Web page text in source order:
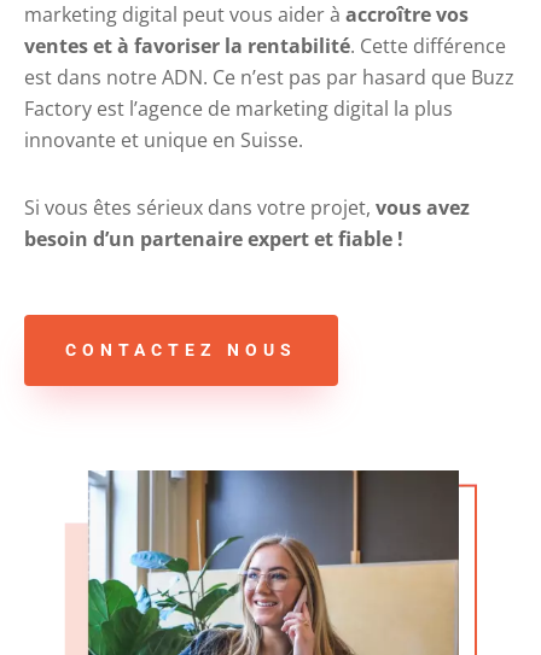
marketing digital peut vous aider à accroître vos
ventes et à favoriser la rentabilité. Cette différence
est dans notre ADN. Ce n’est pas par hasard que Buzz
Factory est l’agence de marketing digital la plus
innovante et unique en Suisse.
Si vous êtes sérieux dans votre projet, vous avez
besoin d’un partenaire expert et fiable !
CONTACTEZ NOUS